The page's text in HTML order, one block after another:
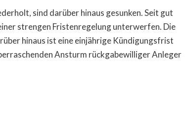
sind darüber hinaus gesunken. Seit gut
strengen Fristenregelung unterwerfen. Die
hinaus ist eine einjährige Kündigungsfrist
Ansturm rückgabewilliger Anleger